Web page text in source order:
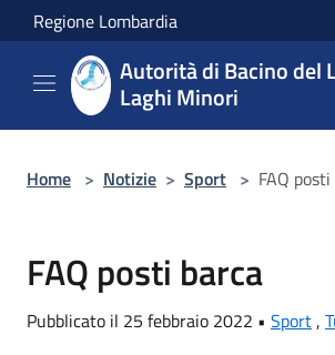
Salta al contenuto principale
Regione Lombardia
Autorità di Bacino del
Laghi Minori
Home > Notizie > Sport > FAQ
FAQ posti barca
Pubblicato il 25 febbraio 2022 • Sport,